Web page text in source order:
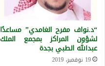
“د.نواف مفرح الغامدي” مساعدًا
لشؤون المراكز بمجمع الملك
عبدالله الطبي بجدة
19 نوفمبر، 2019